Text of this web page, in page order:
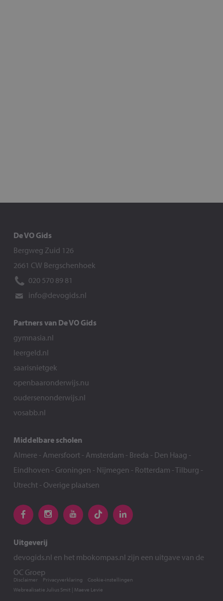
De VO Gids
Bergweg Zuid 126
2661 CW Bergschenhoek
020 570 89 81
info@devogids.nl
Partners van De VO Gids
gymnasia.nl
leergeld.nl
saarisnietgek
openbaaronderwijs.nu
oudersenonderwijs.nl
vosabb.nl
Middelbare scholen
Almere - Amersfoort- Amsterdam - Breda - Den Haag -
Eindhoven - Groningen - Nijmegen - Rotterdam -Tilburg -
Utrecht- Overige plaatsen
Uitgeverij
devogids.nl en het mbokompas.nl zijn een uitgave van de
OC Groep
Webrealisatie Julius Smit | Maeve Levie
Disclaimer Privacyverklaring Cookie-instellingen